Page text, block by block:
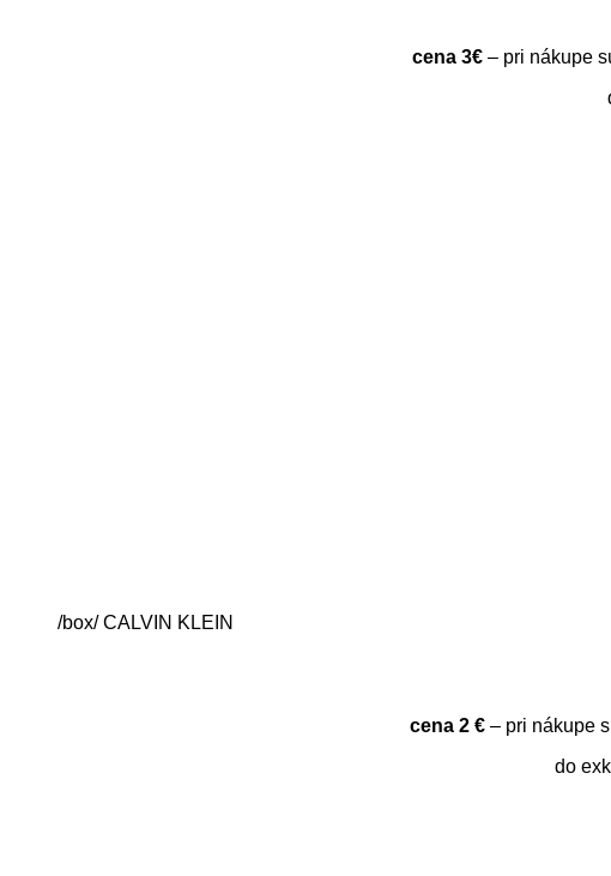
cena 3€– pri nákupe
/box/ CALVIN KLEIN
cena 2 €– pri nákupe
do